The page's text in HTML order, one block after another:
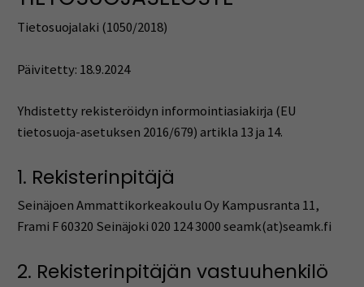
Tietosuojalaki (1050/2018)
Päivitetty: 18.9.2024
Yhdistetty rekisteröidyn informointiasiakirja (EU
tietosuoja-asetuksen 2016/679) artikla 13 ja 14.
1. Rekisterinpitäjä
Seinäjoen Ammattikorkeakoulu Oy Kampusranta 11,
Frami F 60320 Seinäjoki 020 124 3000 seamk(at)seamk.fi
2. Rekisterinpitäjän vastuuhenkilö